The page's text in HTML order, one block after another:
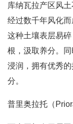
库纳瓦拉产区风
经过数千年风化而
这种土壤表层易
根，汲取养分。
浸润，拥有优秀
分。
普里奥拉托（